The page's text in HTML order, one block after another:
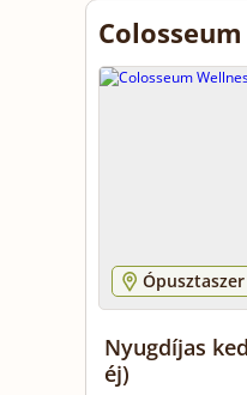
Ópusztaszer
Nyugdíjas
éj)